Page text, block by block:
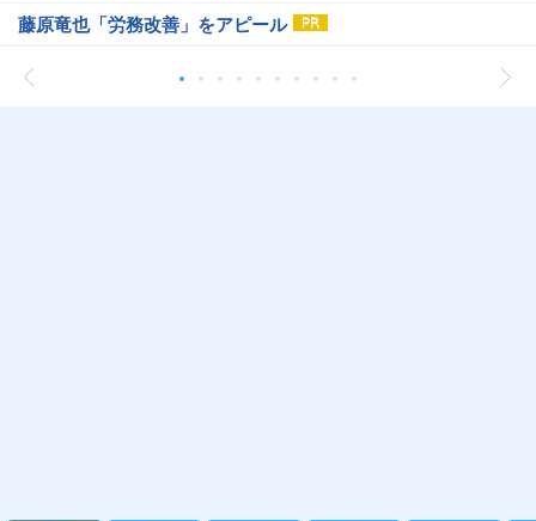
藤原竜也「労務改善」をアピール